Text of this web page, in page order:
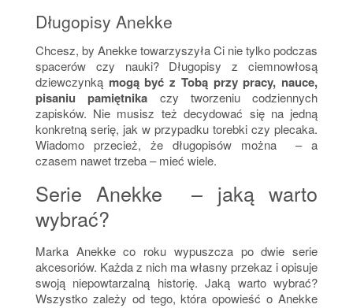
Długopisy Anekke
Chcesz, by Anekke towarzyszyła Ci nie tylko podczas
spacerów czy nauki? Długopisy z ciemnowłosą
dziewczynką mogą być z Tobą przy pracy, nauce,
pisaniu pamiętnika czy tworzeniu codziennych
zapisków. Nie musisz też decydować się na jedną
konkretną serię, jak w przypadku torebki czy plecaka.
Wiadomo przecież, że długopisów można – a
czasem nawet trzeba – mieć wiele.
Serie Anekke – jaką warto
wybrać?
Marka Anekke co roku wypuszcza po dwie serie
akcesoriów. Każda z nich ma własny przekaz i opisuje
swoją niepowtarzalną historię. Jaką warto wybrać?
Wszystko zależy od tego, która opowieść o Anekke